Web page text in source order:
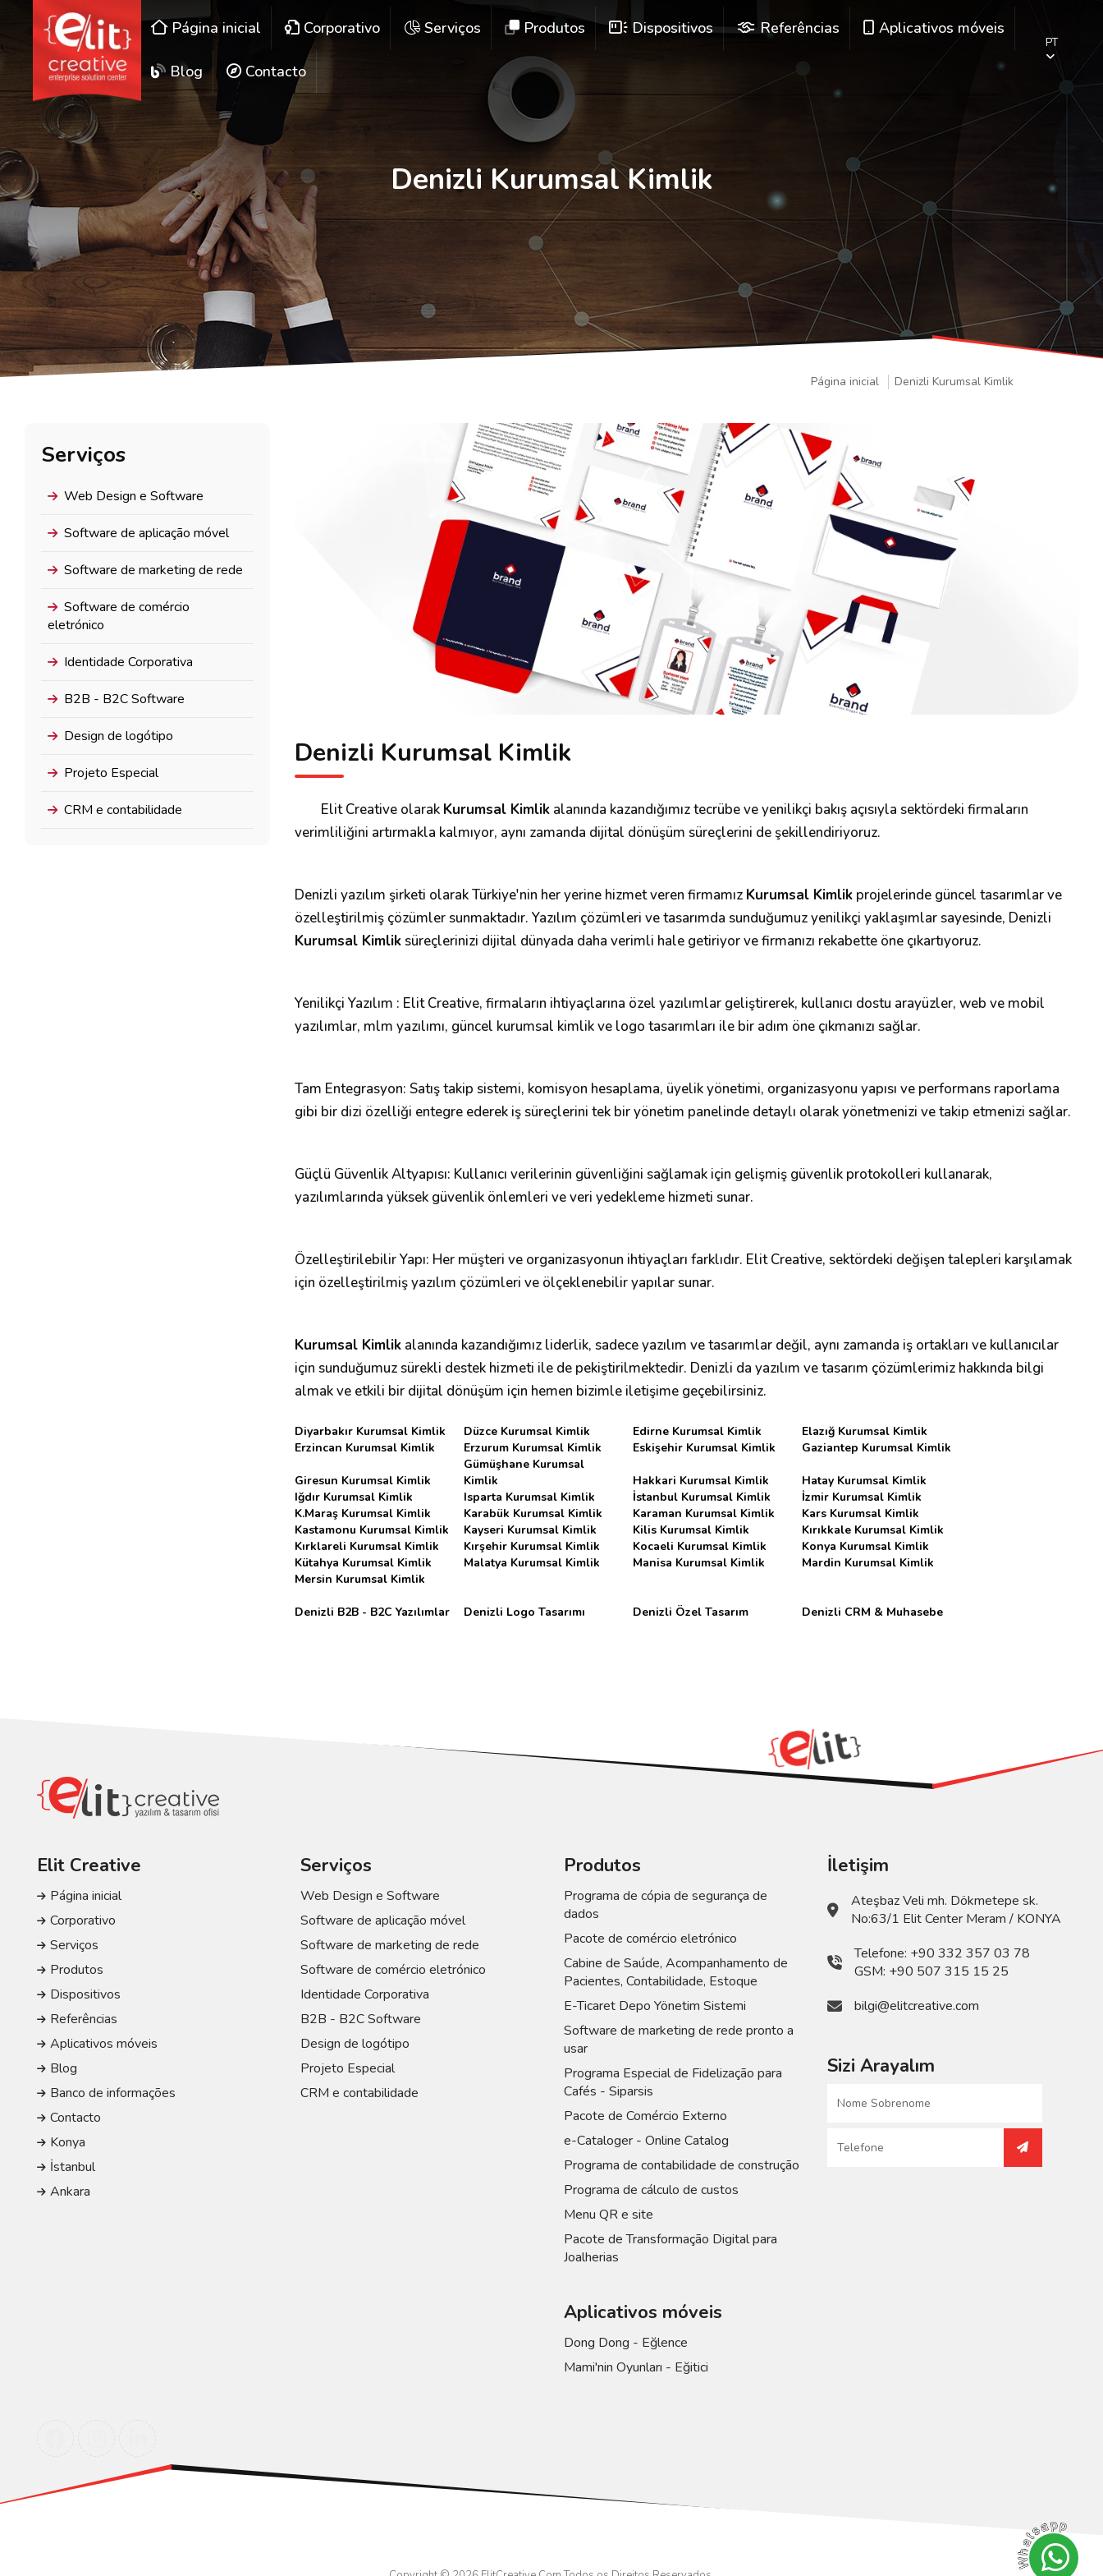
Página inicial Corporativo Serviços Produtos Dispositivos Referências Aplicativos móveis
Blog Contacto
PT
Denizli Kurumsal Kimlik
Página inicial Denizli Kurumsal Kimlik
Serviços
Web Design e Software
Software de aplicação móvel
Software de marketing de rede
Software de comércio
eletrónico
Identidade Corporativa
B2B - B2C Software
Design de logótipo
Projeto Especial
CRM e contabilidade
Denizli Kurumsal Kimlik
Elit Creative olarak Kurumsal Kimlikalanında kazandığımız tecrübe ve yenilikçi bakış açısıyla sektördeki firmaların
verimliliğini artırmakla kalmıyor, aynı zamanda dijital dönüşüm süreçlerini de şekillendiriyoruz.
Denizli yazılım şirketi olarak Türkiye'nin her yerine hizmet veren firmamız Kurumsal Kimlikprojelerinde güncel tasarımlar ve
özelleştirilmiş çözümler sunmaktadır. Yazılım çözümleri ve tasarımda sunduğumuz yenilikçi yaklaşımlar sayesinde, Denizli
Kurumsal Kimliksüreçlerinizi dijital dünyada daha verimli hale getiriyor ve firmanızı rekabette öne çıkartıyoruz.
Yenilikçi Yazılım : Elit Creative, firmaların ihtiyaçlarına özel yazılımlar geliştirerek, kullanıcı dostu arayüzler, web ve mobil
yazılımlar, mlm yazılımı, güncel kurumsal kimlik ve logo tasarımları ile bir adım öne çıkmanızı sağlar.
Tam Entegrasyon: Satış takip sistemi, komisyon hesaplama, üyelik yönetimi, organizasyonu yapısı ve performans raporlama
gibi bir dizi özelliği entegre ederek iş süreçlerini tek bir yönetim panelinde detaylı olarak yönetmenizi ve takip etmenizi sağlar.
Güçlü Güvenlik Altyapısı: Kullanıcı verilerinin güvenliğini sağlamak için gelişmiş güvenlik protokolleri kullanarak,
yazılımlarında yüksek güvenlik önlemleri ve veri yedekleme hizmeti sunar.
Özelleştirilebilir Yapı: Her müşteri ve organizasyonun ihtiyaçları farklıdır. Elit Creative, sektördeki değişen talepleri karşılamak
için özelleştirilmiş yazılım çözümleri ve ölçeklenebilir yapılar sunar.
Kurumsal Kimlikalanında kazandığımız liderlik, sadece yazılım ve tasarımlar değil, aynı zamanda iş ortakları ve kullanıcılar
için sunduğumuz sürekli destek hizmeti ile de pekiştirilmektedir. Denizli da yazılım ve tasarım çözümlerimiz hakkında bilgi
almak ve etkili bir dijital dönüşüm için hemen bizimle iletişime geçebilirsiniz.
Diyarbakır Kurumsal Kimlik Düzce Kurumsal Kimlik Edirne Kurumsal Kimlik
Elazığ Kurumsal Kimlik
Erzincan Kurumsal Kimlik
Erzurum Kurumsal Kimlik Eskişehir Kurumsal Kimlik Gaziantep Kurumsal Kimlik
Giresun Kurumsal Kimlik
Gümüşhane Kurumsal
Kimlik
Hakkari Kurumsal Kimlik
Hatay Kurumsal Kimlik
Iğdır Kurumsal Kimlik
Isparta Kurumsal Kimlik İstanbul Kurumsal Kimlik
İzmir Kurumsal Kimlik
K.Maraş Kurumsal Kimlik
Karabük Kurumsal Kimlik Karaman Kurumsal Kimlik
Kars Kurumsal Kimlik
Kastamonu Kurumsal Kimlik
Kayseri Kurumsal Kimlik Kilis Kurumsal Kimlik
Kırıkkale Kurumsal Kimlik
Kırklareli Kurumsal Kimlik
Kırşehir Kurumsal Kimlik Kocaeli Kurumsal Kimlik
Konya Kurumsal Kimlik
Kütahya Kurumsal Kimlik
Malatya Kurumsal Kimlik Manisa Kurumsal Kimlik
Mardin Kurumsal Kimlik
Mersin Kurumsal Kimlik
Denizli B2B - B2C Yazılımlar Denizli Logo Tasarımı Denizli Özel Tasarım Denizli CRM & Muhasebe
Elit Creative
Página inicial
Corporativo
Serviços
Produtos
Dispositivos
Referências
Aplicativos móveis
Blog
Banco de informações
Contacto
Konya
İstanbul
Ankara
Serviços
Web Design e Software
Software de aplicação móvel
Software de marketing de rede
Software de comércio eletrónico
Identidade Corporativa
B2B - B2C Software
Design de logótipo
Projeto Especial
CRM e contabilidade
Produtos
Programa de cópia de segurança de
dados
Pacote de comércio eletrónico
Cabine de Saúde, Acompanhamento de
Pacientes, Contabilidade, Estoque
E-Ticaret Depo Yönetim Sistemi
Software de marketing de rede pronto a
usar
Programa Especial de Fidelização para
Cafés - Siparsis
Pacote de Comércio Externo
e-Cataloger - Online Catalog
Programa de contabilidade de construção
Programa de cálculo de custos
Menu QR e site
Pacote de Transformação Digital para
Joalherias
Aplicativos móveis
Dong Dong - Eğlence
Mami'nin Oyunları - Eğitici
İletişim
Ateşbaz Veli mh. Dökmetepe sk.
No:63/1 Elit Center Meram / KONYA
Telefone: +90 332 357 03 78
GSM: +90 507 315 15 25
bilgi@elitcreative.com
Sizi Arayalım